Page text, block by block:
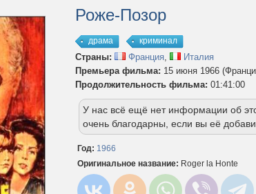
Роже-Позор
драма криминал
Страны: Франция,
Италия
Премьера фильма: 15 июня 1966
Продолжительность фильма: 01:41:00
У нас всё ещё нет информации об
очень благодарны, если вы её
Год: 1966
Оригинальное название: Roger la Honte